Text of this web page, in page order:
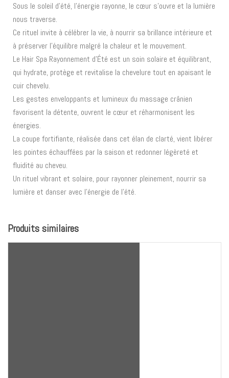
Sous le soleil d’été, l’énergie rayonne, le cœur s’ouvre et la lumière
nous traverse.
Ce rituel invite à célébrer la vie, à nourrir sa brillance intérieure et
à préserver l’équilibre malgré la chaleur et le mouvement.
Le Hair Spa Rayonnement d’Été est un soin solaire et équilibrant,
qui hydrate, protège et revitalise la chevelure tout en apaisant le
cuir chevelu.
Les gestes enveloppants et lumineux du massage crânien
favorisent la détente, ouvrent le cœur et réharmonisent les
énergies.
La coupe fortifiante, réalisée dans cet élan de clarté, vient libérer
les pointes échauffées par la saison et redonner légèreté et
fluidité au cheveu.
Un rituel vibrant et solaire, pour rayonner pleinement, nourrir sa
lumière et danser avec l’énergie de l’été.
Produits similaires